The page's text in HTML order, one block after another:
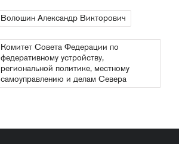
Волошин Александр Викторович
Комитет Совета Федерации по
федеративному устройству,
региональной политике, местному
самоуправлению и делам Севера